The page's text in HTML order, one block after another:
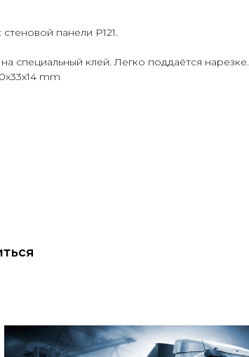
панели P121.
специальный клей. Легко поддаётся нарезке.
mm